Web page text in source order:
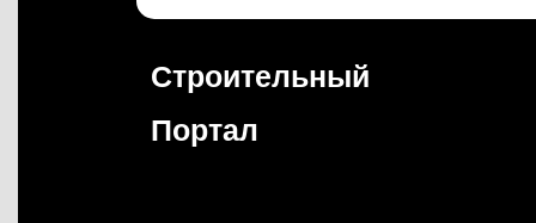
Строительный
Портал